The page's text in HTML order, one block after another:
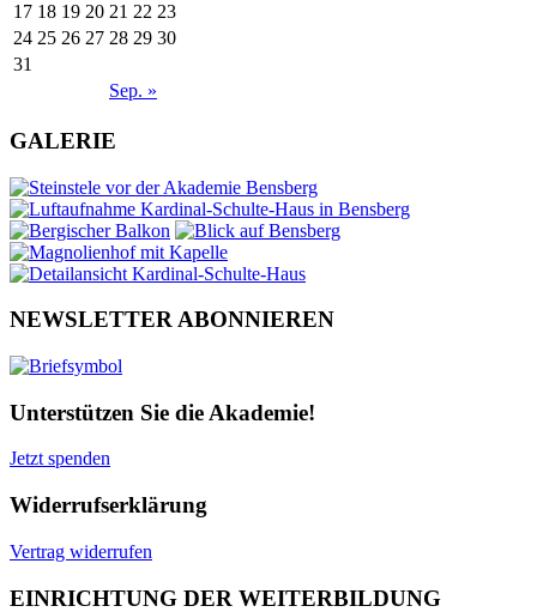
Sep. »
17 18 19 20 21 22 23
24 25 26 27 28 29 30
31
GALERIE
NEWSLETTER ABONNIEREN
Unterstützen Sie die Akademie!
Jetzt spenden
Widerrufserklärung
Vertrag widerrufen
EINRICHTUNG DER WEITERBILDUNG